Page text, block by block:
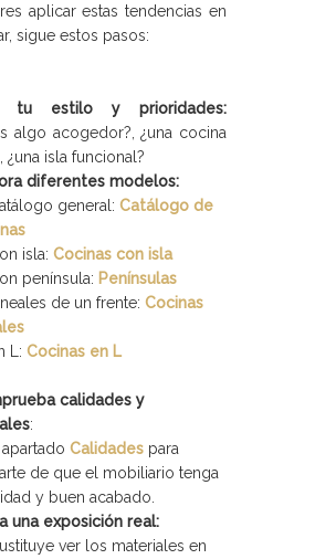
aplicar estas tendencias en
sigue estos pasos:
tu estilo y prioridades:
algo acogedor?, ¿una cocina
¿una isla funcional?
diferentes modelos:
general: Catálogo de
isla: Cocinas con isla
península: Penínsulas
de un frente: Cocinas
L: Cocinas en L
calidades y
:
Calidades para
de que el mobiliario tenga
y buen acabado.
una exposición real:
ver los materiales en